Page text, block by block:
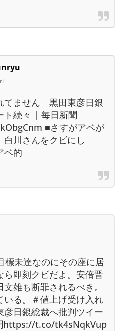
てません 黒田東彦日銀
ト続々 | 毎日新聞
■さすがアベが
白川さんをクビにし
的
標未達なのにその座に居
ら即刻クビだよ。安倍晋
雄も断罪されるべき。
いる。＃値上げ受け入れ
日銀総裁へ批判ツイー
https://t.co/tk4sNqkVup